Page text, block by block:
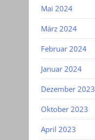
Mai 2024
März 2024
Februar 2024
Januar 2024
Dezember 2023
Oktober 2023
April 2023